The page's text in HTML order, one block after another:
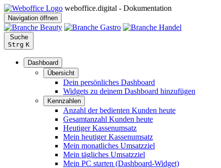
weboffice.digital - Dokumentation
Navigation öffnen
Suche
Strg K
Dashboard
Übersicht
Dein persönliches Dashboard
Widgets zu deinem Dashboard hinzufügen
Kennzahlen
Anzahl der bedienten Kunden heute
Gesamtanzahl Kunden heute
Heutiger Kassenumsatz
Mein heutiger Kassenumsatz
Mein monatliches Umsatzziel
Mein tägliches Umsatzziel
Mein PC starten (Dashboard-Widget)